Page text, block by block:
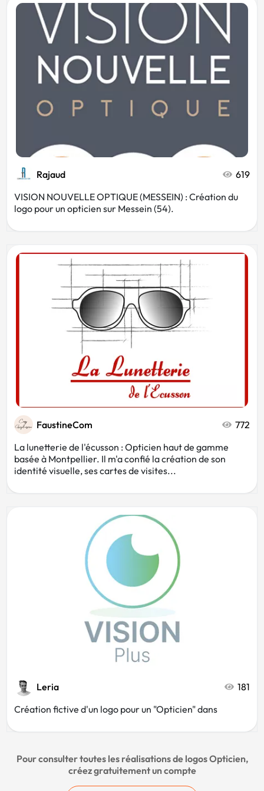
Rajaud
619
VISION NOUVELLE OPTIQUE (MESSEIN) : Création du
logo pour un opticien sur Messein (54).
FaustineCom
772
La lunetterie de l'écusson : Opticien haut de gamme
basée à Montpellier. Il m'a confié la création de son
identité visuelle, ses cartes de visites...
Leria
181
Création fictive d'un logo pour un "Opticien" dans
Pour consulter toutes les réalisations de logos Opticien,
créez gratuitement un compte